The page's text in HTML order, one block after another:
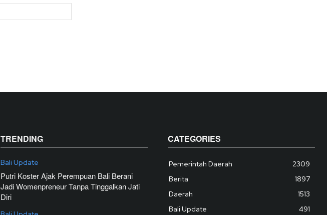
TRENDING
Bali Update
Putri Koster Ajak Perempuan Bali Berani
Jadi Womenpreneur Tanpa Tinggalkan Jati
Diri
CATEGORIES
Pemerintah Daerah
2309
Berita
1897
Daerah
1513
Bali Update
491